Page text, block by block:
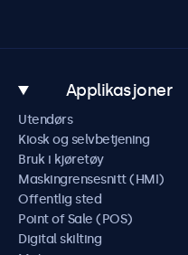
Applikasjoner
Utendørs
Kiosk og selvbetjening
Bruk i kjøretøy
Maskingrensesnitt (HMI)
Offentlig sted
Point of Sale (POS)
Digital skilting